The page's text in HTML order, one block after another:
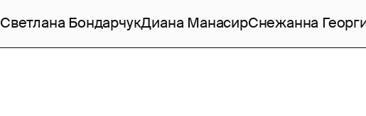
Светлана БондарчукДиана МанасирСнежанна